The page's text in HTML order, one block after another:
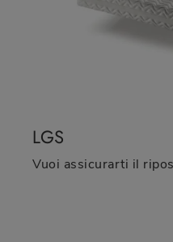
LGS